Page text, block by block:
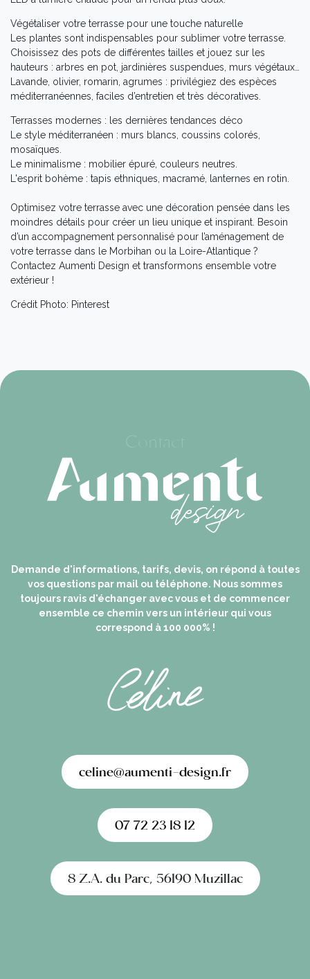
Végétaliser votre terrasse pour une touche naturelle
Les plantes sont indispensables pour sublimer votre terrasse.
Choisissez des pots de différentes tailles et jouez sur les
hauteurs : arbres en pot, jardinières suspendues, murs végétaux…
Lavande, olivier, romarin, agrumes : privilégiez des espèces
méditerranéennes, faciles d’entretien et très décoratives.
Terrasses modernes : les dernières tendances déco
Le style méditerranéen : murs blancs, coussins colorés,
mosaïques.
Le minimalisme : mobilier épuré, couleurs neutres.
L'esprit bohème : tapis ethniques, macramé, lanternes en rotin.
Optimisez votre terrasse avec une décoration pensée dans les
moindres détails pour créer un lieu unique et inspirant. Besoin
d’un accompagnement personnalisé pour l’aménagement de
votre terrasse dans le Morbihan ou la Loire-Atlantique ?
Contactez Aumenti Design et transformons ensemble votre
extérieur !
Crédit Photo: Pinterest
Contact
Demande d'informations, tarifs, devis, on répond à toutes
vos questions par mail ou téléphone. Nous sommes
toujours ravis d'échanger avec vous et de commencer
ensemble ce chemin vers un intérieur qui vous
correspond à 100 000% !
celine@aumenti-design.fr
07 72 23 18 12
8 Z.A. du Parc, 56190 Muzillac